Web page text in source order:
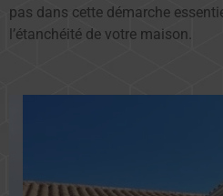
pas dans cette démarche
l’étanchéité de votre maison.